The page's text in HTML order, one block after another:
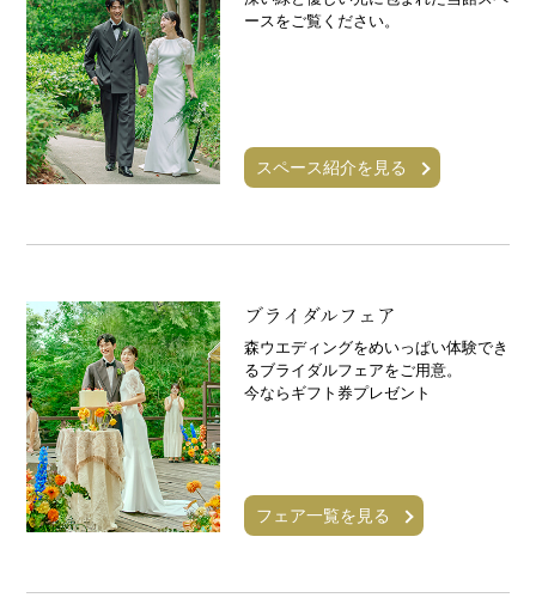
ースをご覧ください。
スペース紹介を見る
ブライダルフェア
森ウエディングをめいっぱい体験でき
るブライダルフェアをご用意。
今ならギフト券プレゼント
フェア一覧を見る